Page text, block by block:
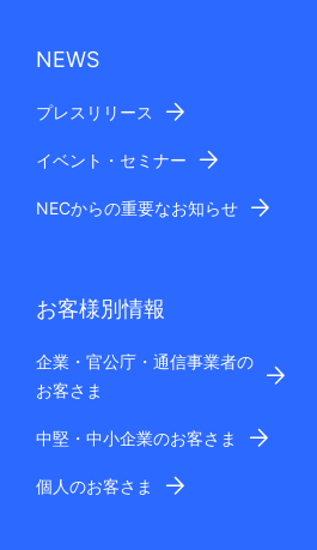
NEWS
プレスリリース
イベント・セミナー
NECからの重要なお知らせ
お客様別情報
企業・官公庁・通信事業者の
お客さま
中堅・中小企業のお客さま
個人のお客さま